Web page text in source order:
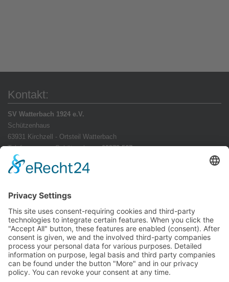
Kontakt:
SV Watterbach 1924 e.V.
Schützenhaus
63931 Kirchzell - Ortsteil Watterbach
Telefonnummer Schützenhaus:09373 567
E-Mail:
Anfahrt:
Anfahrt zum Schützenhaus nach Watterbach